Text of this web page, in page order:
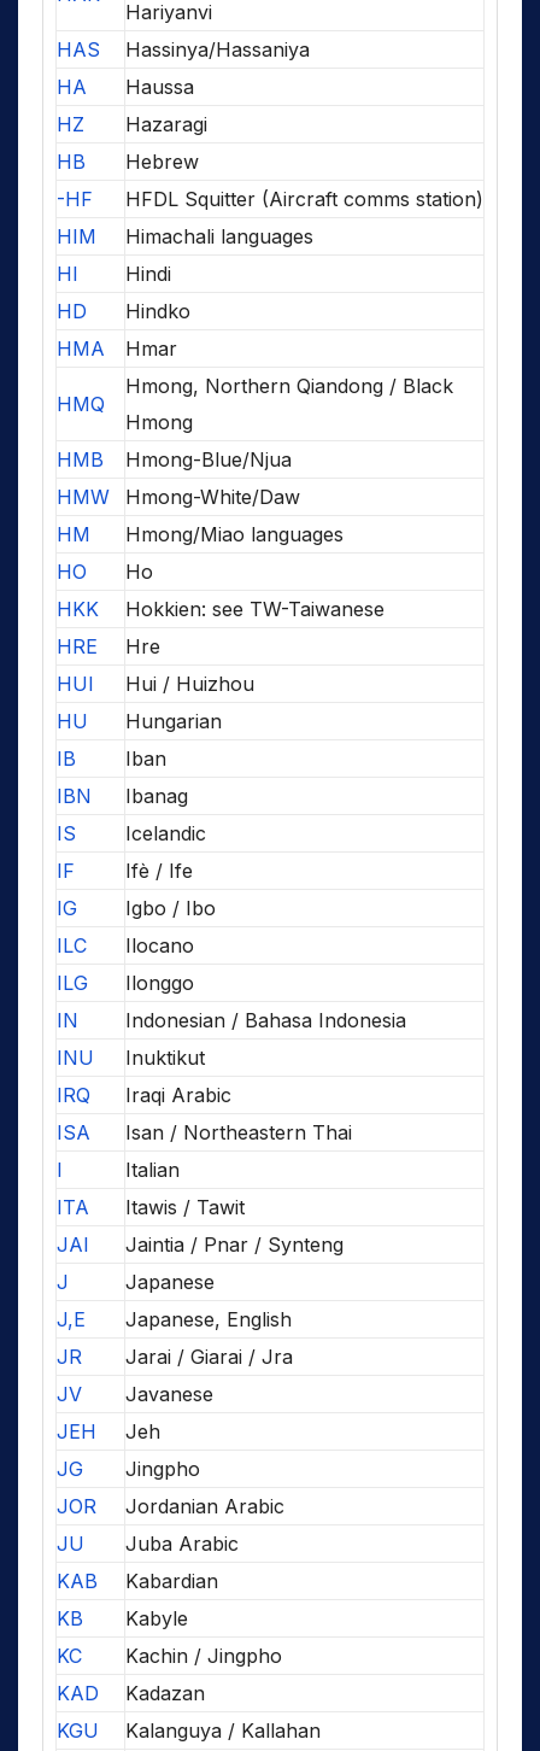
Hariyanvi
HAS
Hassinya/Hassaniya
HA
Haussa
HZ
Hazaragi
HB
Hebrew
-HF
HFDL Squitter (Aircraft comms station)
HIM
Himachali languages
HI
Hindi
HD
Hindko
HMA
Hmar
HMQ
Hmong, Northern Qiandong / Black
Hmong
HMB
Hmong-Blue/Njua
HMW
Hmong-White/Daw
HM
Hmong/Miao languages
HO
Ho
HKK
Hokkien: see TW-Taiwanese
HRE
Hre
HUI
Hui / Huizhou
HU
Hungarian
IB
Iban
IBN
Ibanag
IS
Icelandic
IF
Ifè / Ife
IG
Igbo / Ibo
ILC
Ilocano
ILG
Ilonggo
IN
Indonesian / Bahasa Indonesia
INU
Inuktikut
IRQ
Iraqi Arabic
ISA
Isan / Northeastern Thai
I
Italian
ITA
Itawis / Tawit
JAI
Jaintia / Pnar / Synteng
J
Japanese
J,E
Japanese, English
JR
Jarai / Giarai / Jra
JV
Javanese
JEH
Jeh
JG
Jingpho
JOR
Jordanian Arabic
JU
Juba Arabic
KAB
Kabardian
KB
Kabyle
KC
Kachin / Jingpho
KAD
Kadazan
KGU
Kalanguya / Kallahan